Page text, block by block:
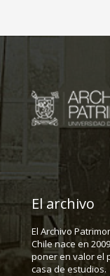
El archivo
El Archivo
Chile nace en
poner en valor el
casa de estudios.